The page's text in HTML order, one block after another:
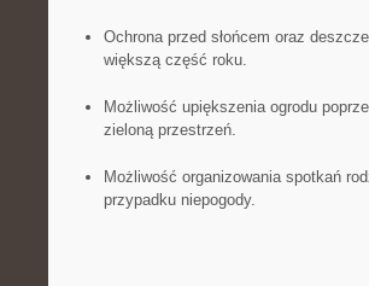
Ochrona przed słońcem oraz
większą część roku.
Możliwość upiększenia ogrodu
zieloną przestrzeń.
Możliwość ⁣organizowania spotkań
przypadku niepogody.